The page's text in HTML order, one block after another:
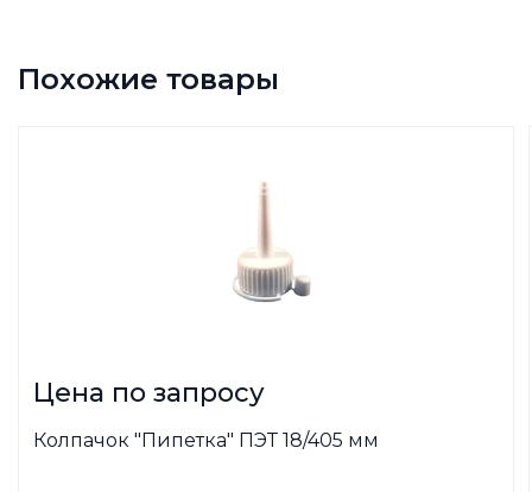
Похожие товары
Цена по запросу
Колпачок "Пипетка" ПЭТ 18/405 мм